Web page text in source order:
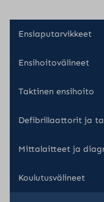
Ensiaputarvikkeet
Ensihoitovälineet
Taktinen ensihoito
Defibrillaattorit ja
Mittalaitteet ja
Koulutusvälineet